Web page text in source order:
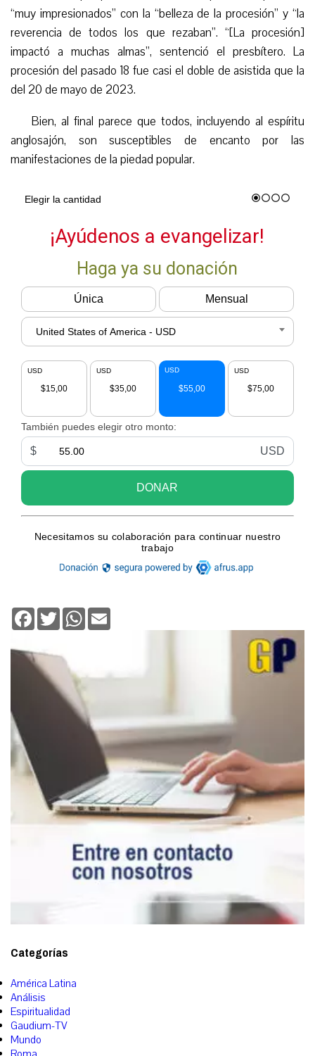
“muy impresionados” con la “belleza de la procesión” y “la
reverencia de todos los que rezaban”. “[La procesión]
impactó a muchas almas”, sentenció el presbítero. La
procesión del pasado 18 fue casi el doble de asistida que la
del 20 de mayo de 2023.
Bien, al final parece que todos, incluyendo al espíritu
anglosajón, son susceptibles de encanto por las
manifestaciones de la piedad popular.
Facebook
TwitterWhatsApp
Categorías
América Latina
Análisis
Espiritualidad
Gaudium-TV
Mundo